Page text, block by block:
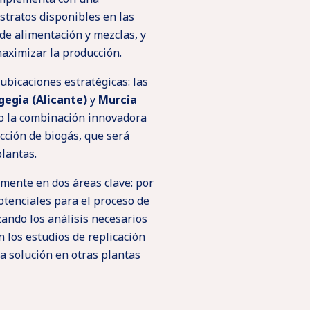
disponibles en las
alimentación y mezclas, y
la producción.
estratégicas: las
(Alicante)y Murcia
la combinación innovadora
de biogás, que será
en dos áreas clave: por
para el proceso de
los análisis necesarios
los estudios de replicación
solución en otras plantas